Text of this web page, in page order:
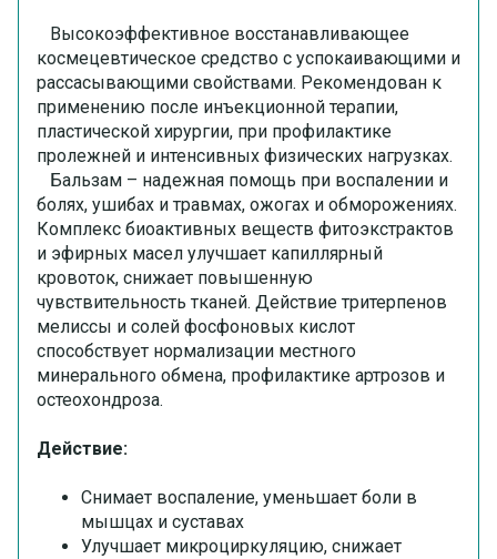
Высокоэффективное восстанавливающее
космецевтическое средство с успокаивающими и
рассасывающими свойствами. Рекомендован к
применению после инъекционной терапии,
пластической хирургии, при профилактике
пролежней и интенсивных физических нагрузках.
Бальзам – надежная помощь при воспалении и
болях, ушибах и травмах, ожогах и обморожениях.
Комплекс биоактивных веществ фитоэкстрактов
и эфирных масел улучшает капиллярный
кровоток, снижает повышенную
чувствительность тканей. Действие тритерпенов
мелиссы и солей фосфоновых кислот
способствует нормализации местного
минерального обмена, профилактике артрозов и
остеохондроза.
Действие:
Снимает воспаление, уменьшает боли в
мышцах и суставах
Улучшает микроциркуляцию, снижает